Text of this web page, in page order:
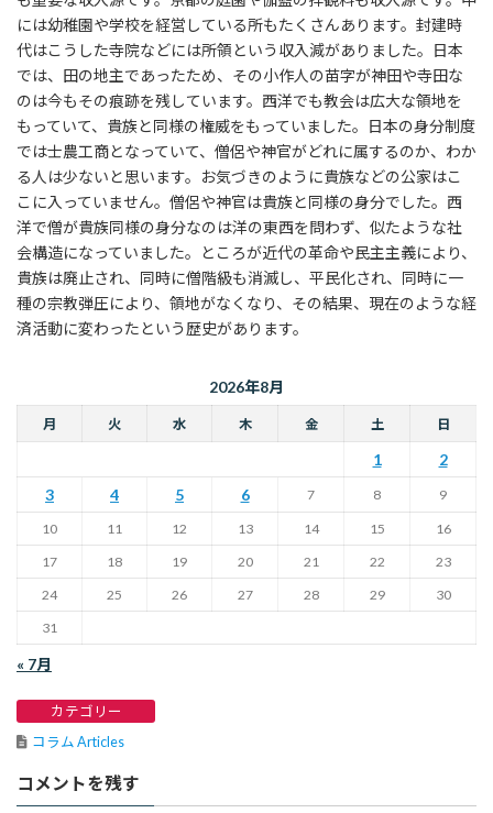
には幼稚園や学校を経営している所もたくさんあります。封建時
代はこうした寺院などには所領という収入減がありました。日本
では、田の地主であったため、その小作人の苗字が神田や寺田な
のは今もその痕跡を残しています。西洋でも教会は広大な領地を
もっていて、貴族と同様の権威をもっていました。日本の身分制度
では士農工商となっていて、僧侶や神官がどれに属するのか、わか
る人は少ないと思います。お気づきのように貴族などの公家はこ
こに入っていません。僧侶や神官は貴族と同様の身分でした。西
洋で僧が貴族同様の身分なのは洋の東西を問わず、似たような社
会構造になっていました。ところが近代の革命や民主主義により、
貴族は廃止され、同時に僧階級も消滅し、平民化され、同時に一
種の宗教弾圧により、領地がなくなり、その結果、現在のような経
済活動に変わったという歴史があります。
2026年8月
月 火 水 木 金 土 日
1
2
3
4 5 6 7 8 9
10 11 12 13 14 15
16
17
18 19 20 21 22
23
24
25 26 27 28 29
30
31
« 7月
カテゴリー
コラム Articles
コメントを残す